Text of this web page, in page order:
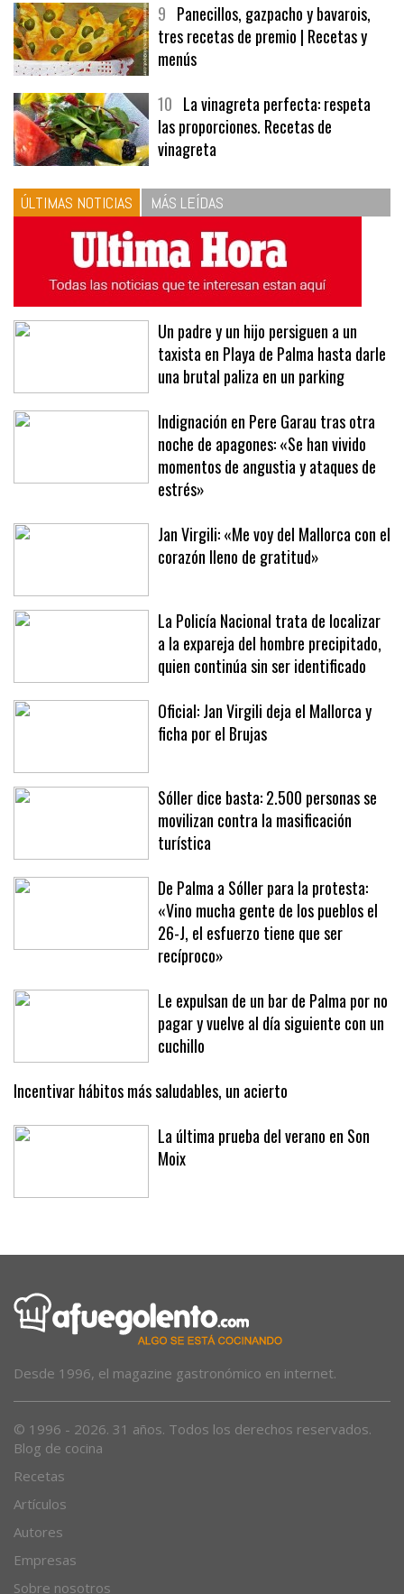
9 Panecillos, gazpacho y bavarois,
tres recetas de premio | Recetas y
menús
10 La vinagreta perfecta: respeta
las proporciones. Recetas de
vinagreta
ÚLTIMAS NOTICIAS MÁS LEÍDAS
Un padre y un hijo persiguen a un
taxista en Playa de Palma hasta darle
una brutal paliza en un parking
Indignación en Pere Garau tras otra
noche de apagones: «Se han vivido
momentos de angustia y ataques de
estrés»
Jan Virgili: «Me voy del Mallorca con el
corazón lleno de gratitud»
La Policía Nacional trata de localizar
a la expareja del hombre precipitado,
quien continúa sin ser identificado
Oficial: Jan Virgili deja el Mallorca y
ficha por el Brujas
Sóller dice basta: 2.500 personas se
movilizan contra la masificación
turística
De Palma a Sóller para la protesta:
«Vino mucha gente de los pueblos el
26-J, el esfuerzo tiene que ser
recíproco»
Le expulsan de un bar de Palma por no
pagar y vuelve al día siguiente con un
cuchillo
Incentivar hábitos más saludables, un acierto
La última prueba del verano en Son
Moix
Desde 1996, el magazine gastronómico en internet.
© 1996 - 2026. 31 años. Todos los derechos reservados.
Blog de cocina
Recetas
Artículos
Autores
Empresas
Sobre nosotros